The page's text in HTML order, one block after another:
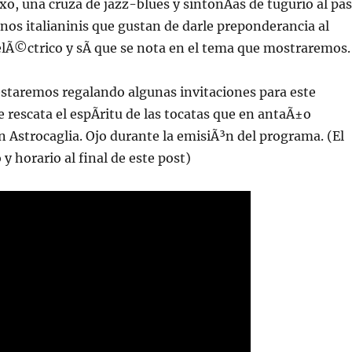
una cruza de jazz-blues y sintonÃ­as de tugurio al
italianinis que gustan de darle preponderancia al
y sÃ­ que se nota en el tema que mostraremos.
regalando algunas invitaciones para este
el espÃ­ritu de las tocatas que en antaÃ±o
Astrocaglia. Ojo durante la emisiÃ³n del programa. (El
horario al final de este post)